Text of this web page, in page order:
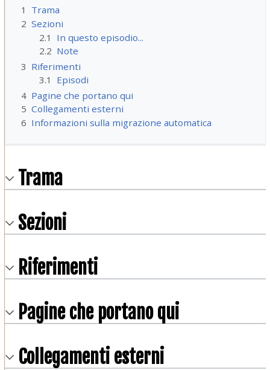
1
Trama
2 Sezioni
2.1
In questo episodio...
2.2 Note
3 Riferimenti
3.1
Episodi
4 Pagine che portano qui
5 Collegamenti esterni
6 Informazioni sulla migrazione automatica
Trama
Sezioni
Riferimenti
Pagine che portano qui
Collegamenti esterni